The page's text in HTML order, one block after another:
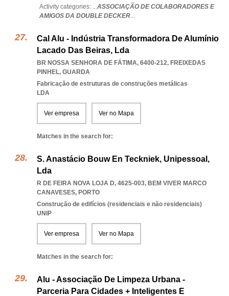
Activity categories: ...ASSOCIAÇÃO DE COLABORADORES E
AMIGOS DA DOUBLE DECKER...
Cal Alu - Indústria Transformadora De Alumínio
Lacado Das Beiras, Lda
BR NOSSA SENHORA DE FÁTIMA, 6400-212, FREIXEDAS
PINHEL, GUARDA
Fabricação de estruturas de construções metálicas
LDA
Ver empresa Ver no Mapa
Matches in the search for:
S. Anastácio Bouw En Teckniek, Unipessoal,
Lda
R DE FEIRA NOVA LOJA D, 4625-003, BEM VIVER MARCO
CANAVESES, PORTO
Construção de edifícios (residenciais e não residenciais)
UNIP
Ver empresa Ver no Mapa
Matches in the search for:
Alu - Associação De Limpeza Urbana -
Parceria Para Cidades + Inteligentes E